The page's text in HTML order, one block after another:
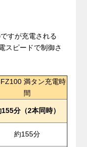
すが充電される
スピードで制御さ
満タン充電時
間
155分（2本同時）
約155分